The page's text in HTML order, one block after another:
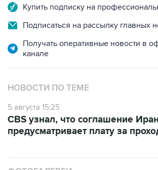
Купить подписку на
Подписаться на рассылку главных
Получать оперативные новости в
канале
НОВОСТИ ПО ТЕМЕ
5 августа 15:25
CBS узнал, что соглашение
предусматривает плату за